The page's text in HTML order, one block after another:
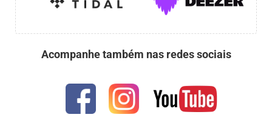
Acompanhe também nas redes sociais